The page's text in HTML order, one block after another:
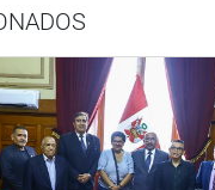
que “si ninguna lista
siguiendo el
votación entre las dos
proclamándose a
mayor votación”.